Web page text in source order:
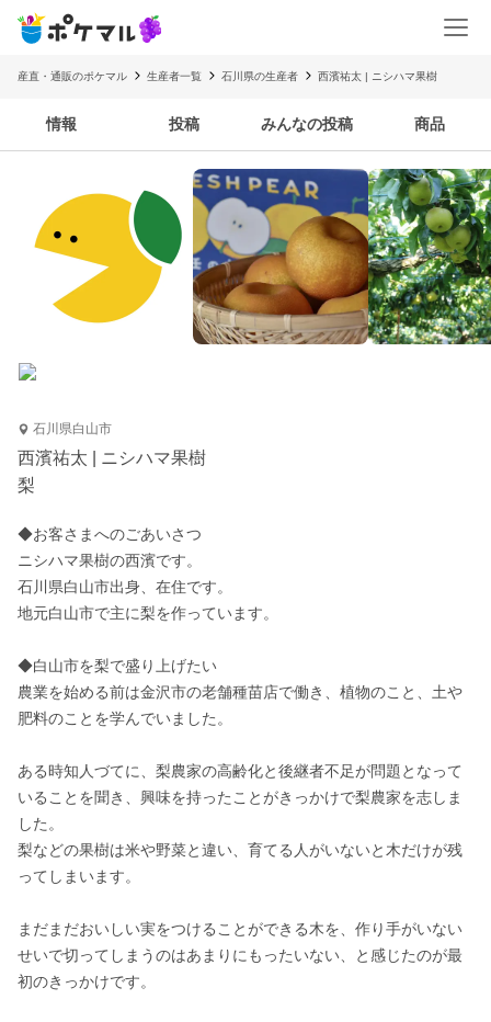
産直・通販のポケマル 生産者一覧 石川県の生産者 西濱祐太 | ニシハマ果樹
情報 投稿 みんなの投稿 商品
石川県白山市
西濱祐太 | ニシハマ果樹
梨
◆お客さまへのごあいさつ
ニシハマ果樹の西濱です。
石川県白山市出身、在住です。
地元白山市で主に梨を作っています。
◆白山市を梨で盛り上げたい
農業を始める前は金沢市の老舗種苗店で働き、植物のこと、土や
肥料のことを学んでいました。
ある時知人づてに、梨農家の高齢化と後継者不足が問題となって
いることを聞き、興味を持ったことがきっかけで梨農家を志しま
した。
梨などの果樹は米や野菜と違い、育てる人がいないと木だけが残
ってしまいます。
まだまだおいしい実をつけることができる木を、作り手がいない
せいで切ってしまうのはあまりにもったいない、と感じたのが最
初のきっかけです。